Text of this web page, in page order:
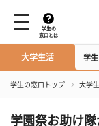
学生の
窓口とは
大学生活 学
学生の窓口トップ 大学
学園祭お助け